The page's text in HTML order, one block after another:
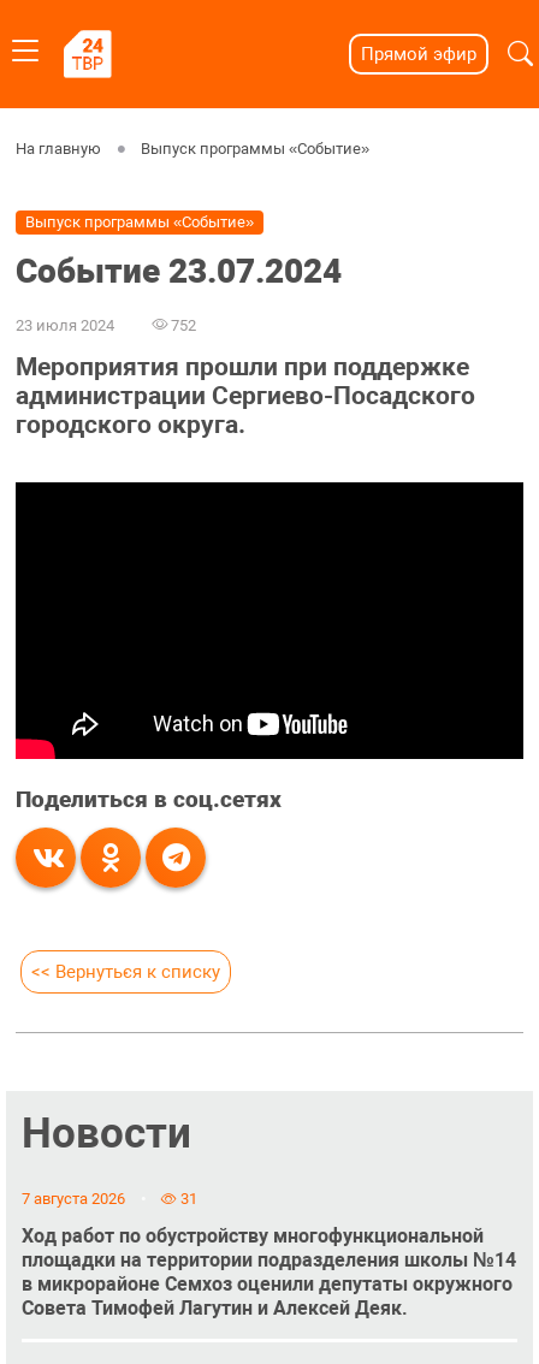
Прямой эфир
На главную Выпуск программы «Событие»
Выпуск программы «Событие»
Событие 23.07.2024
23 июля 2024 752
Мероприятия прошли при поддержке
администрации Сергиево-Посадского
городского округа.
Поделиться в соц.сетях
<< Вернуться к списку
Новости
7 августа 2026 31
Ход работ по обустройству многофункциональной
площадки на территории подразделения школы №14
в микрорайоне Семхоз оценили депутаты окружного
Совета Тимофей Лагутин и Алексей Деяк.